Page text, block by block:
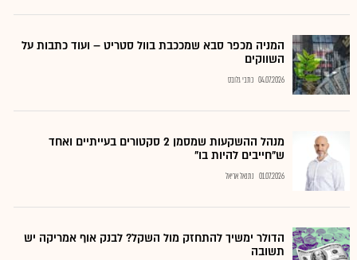
המניה מכפר סבא שמככבת בוול סטריט – ועוד כתבות על
השווקים
04.07.2026 כתבי גלובס
מנהל ההשקעות שמסמן 2 סקטורים בעייתיים ואחד
ש"חייבים להיות בו"
01.07.2026 נתנאל אריאל
הדולר ימשיך להתחזק מול השקל? לבנק אוף אמריקה יש
תשובה